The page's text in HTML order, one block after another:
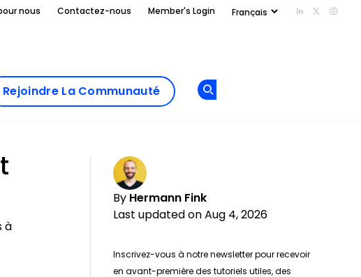
nous Contactez-nous Member's Login Add us on
Follow
Rejoindre La Communauté
By Hermann Fink
Last updated on Aug 4, 2026
Inscrivez-vous à notre newsletter pour recevoir
en avant-première des tutoriels utiles, des
à